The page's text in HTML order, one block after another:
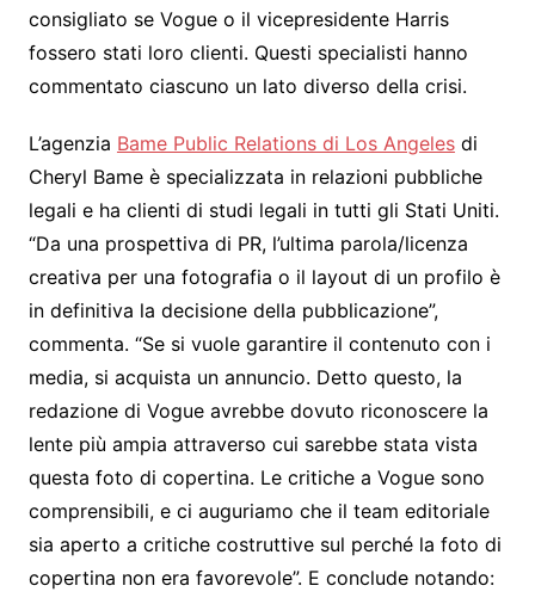
consigliato se Vogue o il vicepresidente Harris
fossero stati loro clienti. Questi specialisti hanno
commentato ciascuno un lato diverso della crisi.
L’agenzia Bame Public Relations di Los Angelesdi
Cheryl Bame è specializzata in relazioni pubbliche
legali e ha clienti di studi legali in tutti gli Stati Uniti.
“Da una prospettiva di PR, l’ultima parola/licenza
creativa per una fotografia o il layout di un profilo è
in definitiva la decisione della pubblicazione”,
commenta. “Se si vuole garantire il contenuto con i
media, si acquista un annuncio. Detto questo, la
redazione di Vogue avrebbe dovuto riconoscere la
lente più ampia attraverso cui sarebbe stata vista
questa foto di copertina. Le critiche a Vogue sono
comprensibili, e ci auguriamo che il team editoriale
sia aperto a critiche costruttive sul perché la foto di
copertina non era favorevole”. E conclude notando: